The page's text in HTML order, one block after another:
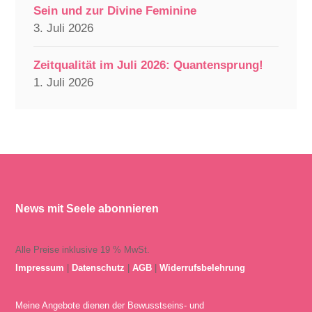
Sein und zur Divine Feminine
3. Juli 2026
Zeitqualität im Juli 2026: Quantensprung!
1. Juli 2026
News mit Seele abonnieren
Alle Preise inklusive 19 % MwSt.
Impressum
Datenschutz |AGB |Widerrufsbelehrung
Meine Angebote dienen der Bewusstseins- und